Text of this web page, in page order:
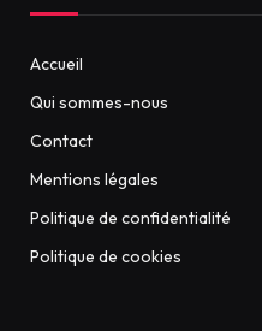
Accueil
Qui sommes-nous
Contact
Mentions légales
Politique de confidentialité
Politique de cookies